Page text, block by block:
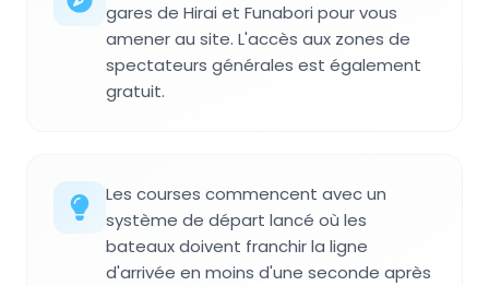
gares de Hirai et Funabori pour vous
amener au site. L'accès aux zones de
spectateurs générales est également
gratuit.
Les courses commencent avec un
système de départ lancé où les
bateaux doivent franchir la ligne
d'arrivée en moins d'une seconde après